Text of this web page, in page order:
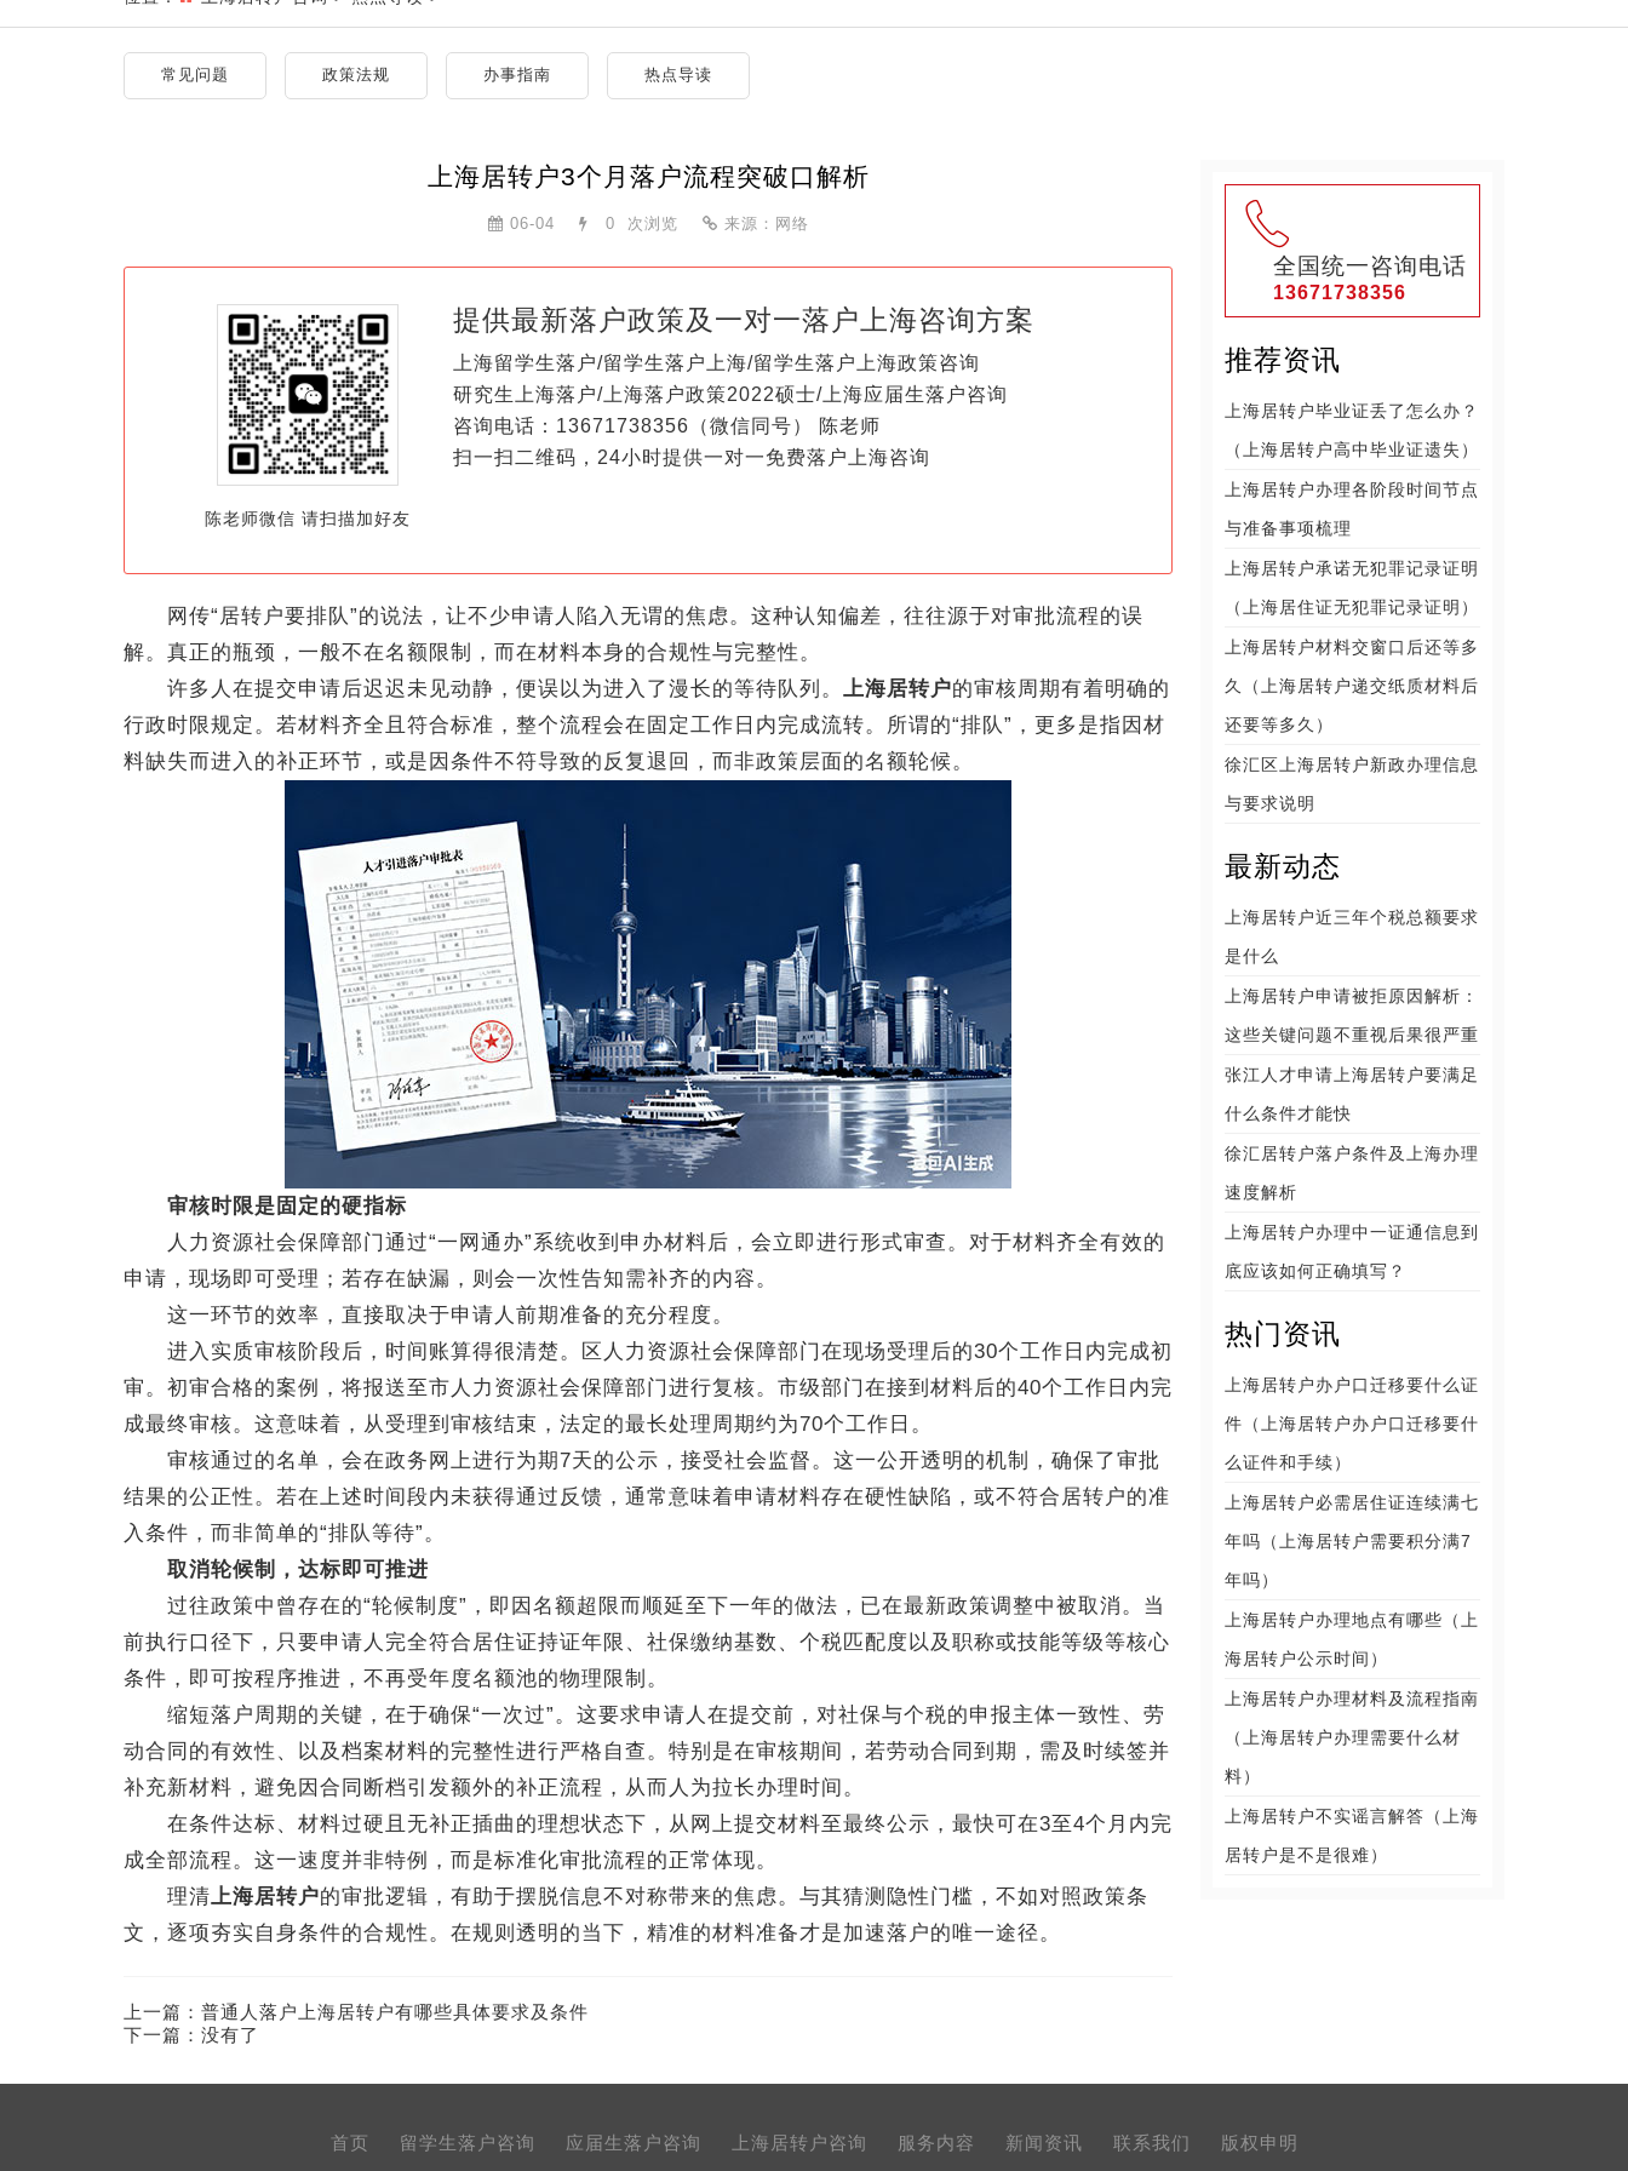
常见问题 政策法规 办事指南 热点导读
上海居转户3个月落户流程突破口解析
06-04 0 次浏览 来源：网络
陈老师微信 请扫描加好友
提供最新落户政策及一对一落户上海咨询方案
上海留学生落户/留学生落户上海/留学生落户上海政策咨询
研究生上海落户/上海落户政策2022硕士/上海应届生落户咨询
咨询电话：13671738356（微信同号） 陈老师
扫一扫二维码，24小时提供一对一免费落户上海咨询
网传“居转户要排队”的说法，让不少申请人陷入无谓的焦虑。这种认知偏差，往往源于对审批流程的误
解。真正的瓶颈，一般不在名额限制，而在材料本身的合规性与完整性。
许多人在提交申请后迟迟未见动静，便误以为进入了漫长的等待队列。 上海居转户的审核周期有着明确的
行政时限规定。若材料齐全且符合标准，整个流程会在固定工作日内完成流转。所谓的“排队”，更多是指因材
料缺失而进入的补正环节，或是因条件不符导致的反复退回，而非政策层面的名额轮候。
审核时限是固定的硬指标
人力资源社会保障部门通过“一网通办”系统收到申办材料后，会立即进行形式审查。对于材料齐全有效的
申请，现场即可受理；若存在缺漏，则会一次性告知需补齐的内容。
这一环节的效率，直接取决于申请人前期准备的充分程度。
进入实质审核阶段后，时间账算得很清楚。区人力资源社会保障部门在现场受理后的30个工作日内完成初
审。初审合格的案例，将报送至市人力资源社会保障部门进行复核。市级部门在接到材料后的40个工作日内完
成最终审核。这意味着，从受理到审核结束，法定的最长处理周期约为70个工作日。
审核通过的名单，会在政务网上进行为期7天的公示，接受社会监督。这一公开透明的机制，确保了审批
结果的公正性。若在上述时间段内未获得通过反馈，通常意味着申请材料存在硬性缺陷，或不符合居转户的准
入条件，而非简单的“排队等待”。
取消轮候制，达标即可推进
过往政策中曾存在的“轮候制度”，即因名额超限而顺延至下一年的做法，已在最新政策调整中被取消。当
前执行口径下，只要申请人完全符合居住证持证年限、社保缴纳基数、个税匹配度以及职称或技能等级等核心
条件，即可按程序推进，不再受年度名额池的物理限制。
缩短落户周期的关键，在于确保“一次过”。这要求申请人在提交前，对社保与个税的申报主体一致性、劳
动合同的有效性、以及档案材料的完整性进行严格自查。特别是在审核期间，若劳动合同到期，需及时续签并
补充新材料，避免因合同断档引发额外的补正流程，从而人为拉长办理时间。
在条件达标、材料过硬且无补正插曲的理想状态下，从网上提交材料至最终公示，最快可在3至4个月内完
成全部流程。这一速度并非特例，而是标准化审批流程的正常体现。
理清上海居转户的审批逻辑，有助于摆脱信息不对称带来的焦虑。与其猜测隐性门槛，不如对照政策条
文，逐项夯实自身条件的合规性。在规则透明的当下，精准的材料准备才是加速落户的唯一途径。
上一篇： 普通人落户上海居转户有哪些具体要求及条件
下一篇：没有了
全国统一咨询电话
13671738356
推荐资讯
上海居转户毕业证丢了怎么办？
（上海居转户高中毕业证遗失）
上海居转户办理各阶段时间节点
与准备事项梳理
上海居转户承诺无犯罪记录证明
（上海居住证无犯罪记录证明）
上海居转户材料交窗口后还等多
久（上海居转户递交纸质材料后
还要等多久）
徐汇区上海居转户新政办理信息
与要求说明
最新动态
上海居转户近三年个税总额要求
是什么
上海居转户申请被拒原因解析：
这些关键问题不重视后果很严重
张江人才申请上海居转户要满足
什么条件才能快
徐汇居转户落户条件及上海办理
速度解析
上海居转户办理中一证通信息到
底应该如何正确填写？
热门资讯
上海居转户办户口迁移要什么证
件（上海居转户办户口迁移要什
么证件和手续）
上海居转户必需居住证连续满七
年吗（上海居转户需要积分满7
年吗）
上海居转户办理地点有哪些（上
海居转户公示时间）
上海居转户办理材料及流程指南
（上海居转户办理需要什么材
料）
上海居转户不实谣言解答（上海
居转户是不是很难）
首页 留学生落户咨询 应届生落户咨询 上海居转户咨询 服务内容 新闻资讯 联系我们 版权申明